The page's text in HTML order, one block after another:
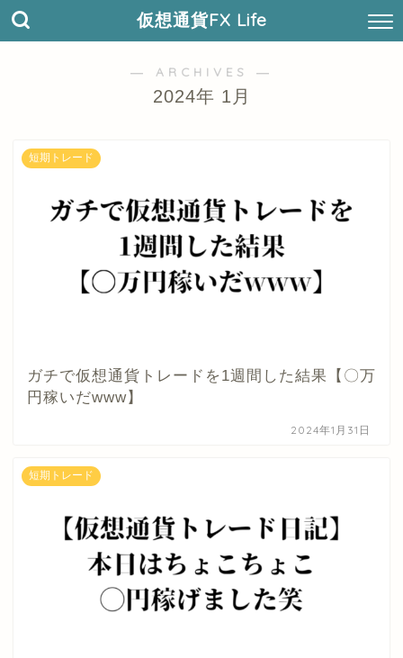
仮想通貨FX Life
― ARCHIVES ―
2024年 1月
短期トレード
ガチで仮想通貨トレードを1週間した結果【〇万
円稼いだwww】
2024年1月31日
短期トレード